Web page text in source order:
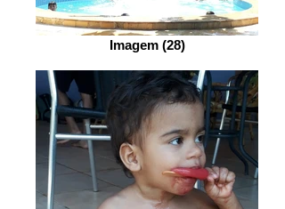
Imagem (28)